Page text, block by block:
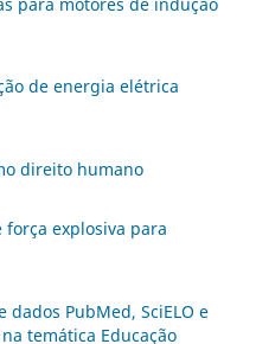
de energia elétrica
direito humano
explosiva para
PubMed, SciELO e
temática Educação